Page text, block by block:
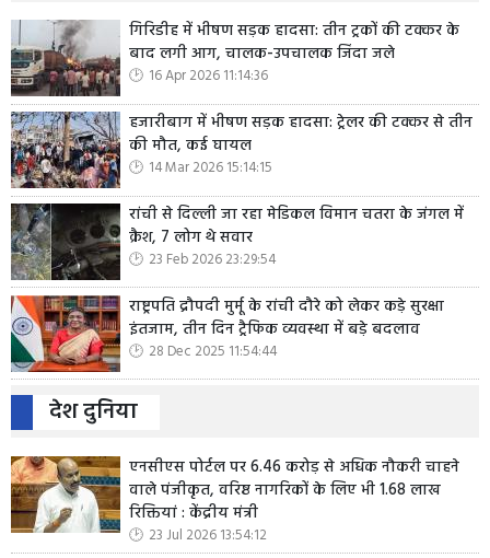
गिरिडीह में भीषण सड़क हादसा: तीन ट्रकों की टक्कर के
बाद लगी आग, चालक-उपचालक जिंदा जले
16 Apr 2026 11:14:36
हजारीबाग में भीषण सड़क हादसा: ट्रेलर की टक्कर से तीन
की मौत, कई घायल
14 Mar 2026 15:14:15
रांची से दिल्ली जा रहा मेडिकल विमान चतरा के जंगल में
क्रैश, 7 लोग थे सवार
23 Feb 2026 23:29:54
राष्ट्रपति द्रौपदी मुर्मू के रांची दौरे को लेकर कड़े सुरक्षा
इंतजाम, तीन दिन ट्रैफिक व्यवस्था में बड़े बदलाव
28 Dec 2025 11:54:44
देश दुनिया
एनसीएस पोर्टल पर 6.46 करोड़ से अधिक नौकरी चाहने
वाले पंजीकृत, वरिष्ठ नागरिकों के लिए भी 1.68 लाख
रिक्तियां : केंद्रीय मंत्री
23 Jul 2026 13:54:12